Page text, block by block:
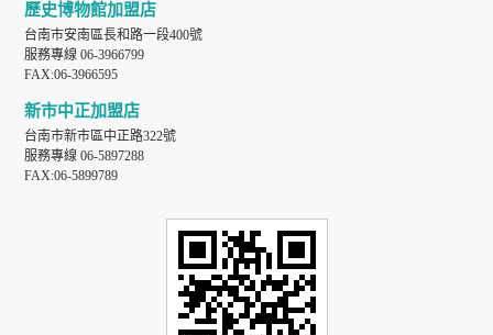
歷史博物館加盟店
台南市安南區長和路一段400號
服務專線 06-3966799
FAX:06-3966595
新市中正加盟店
台南市新市區中正路322號
服務專線 06-5897288
FAX:06-5899789